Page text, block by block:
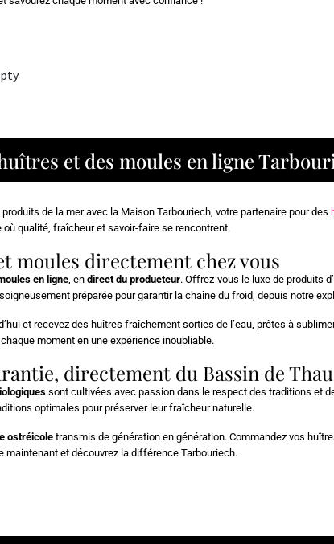
et des moules en ligne
de la mer avec la Maison Tarbouriech, votre partenaire pour des
où qualité, fraîcheur et savoir-faire se rencontrent.
moules directement chez vous
en ligne, en direct du producteur. Offrez-vous le luxe de produits
préparée pour garantir la chaîne du froid, depuis notre
et recevez des huîtres fraîchement sorties de l’eau, prêtes à
moment en une expérience inoubliable.
directement du Bassin de Thau
sont cultivées avec passion dans le respect des traditions et
optimales pour préserver leur fraîcheur naturelle.
ostréicoletransmis de génération en génération. Commandez vos
maintenant et découvrez la différence Tarbouriech.